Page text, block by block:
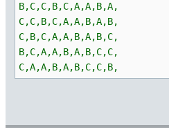
B,C,C,B,C,A,A,B,A,
C,C,B,C,A,A,B,A,B,
C,B,C,A,A,B,A,B,C,
B,C,A,A,B,A,B,C,C,
C,A,A,B,A,B,C,C,B,